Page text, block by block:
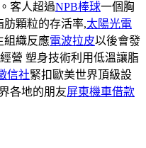
。客人超過NPB棒球一個胸
顆粒的存活率,太陽光電
組織反應電波拉皮以後會發
營 塑身技術利用低溫讓脂
信社緊扣歐美世界頂級設
各地的朋友屏東機車借款